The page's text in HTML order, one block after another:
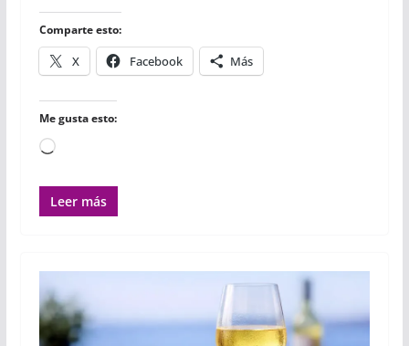
Comparte esto:
X Facebook Más
Me gusta esto:
Cargando...
Leer más